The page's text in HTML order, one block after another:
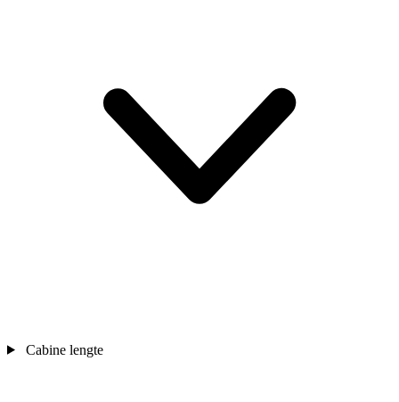
Cabine lengte